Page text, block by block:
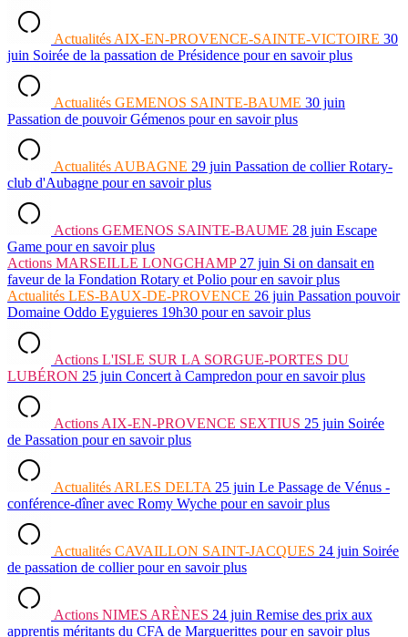
Actualités AIX-EN-PROVENCE-SAINTE-VICTOIRE 30
juin Soirée de la passation de Présidence pour en savoir plus
Actualités GEMENOS SAINTE-BAUME 30 juin
Passation de pouvoir Gémenos pour en savoir plus
Actualités AUBAGNE 29 juin Passation de collier Rotary-
club d'Aubagne pour en savoir plus
Actions GEMENOS SAINTE-BAUME 28 juin Escape
Game pour en savoir plus
Actions MARSEILLE LONGCHAMP 27 juin Si on dansait en
faveur de la Fondation Rotary et Polio pour en savoir plus
Actualités LES-BAUX-DE-PROVENCE 26 juin Passation pouvoir
Domaine Oddo Eyguieres 19h30 pour en savoir plus
Actions L'ISLE SUR LA SORGUE-PORTES DU
LUBÉRON 25 juin Concert à Campredon pour en savoir plus
Actions AIX-EN-PROVENCE SEXTIUS 25 juin Soirée
de Passation pour en savoir plus
Actualités ARLES DELTA 25 juin Le Passage de Vénus -
conférence-dîner avec Romy Wyche pour en savoir plus
Actualités CAVAILLON SAINT-JACQUES 24 juin Soirée
de passation de collierpour en savoir plus
Actions NIMES ARÈNES 24 juin Remise des prix aux
apprentis méritants du CFA de Marguerittes pour en savoir plus